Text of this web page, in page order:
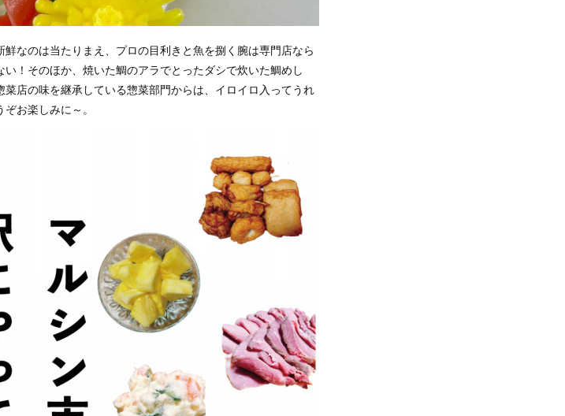
なのは当たりまえ、プロの目利きと魚を捌く腕は専門店なら
！そのほか、焼いた鯛のアラでとったダシで炊いた鯛めし
店の味を継承している惣菜部門からは、イロイロ入ってうれ
お楽しみに～。